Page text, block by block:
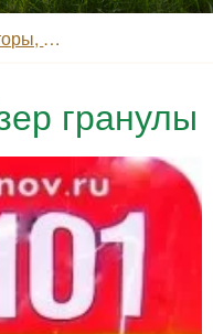
+7(495) 597-82-01
микроудобрения
гранулы